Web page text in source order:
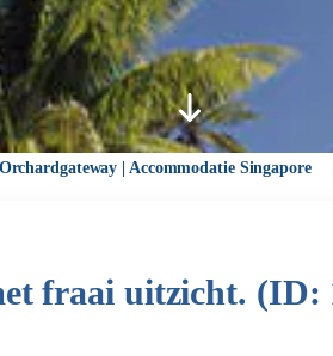
| Accommodatie Singapore
fraai uitzicht. (ID: